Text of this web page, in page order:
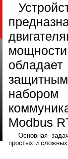
мощности
Modbus
Основная
простых и